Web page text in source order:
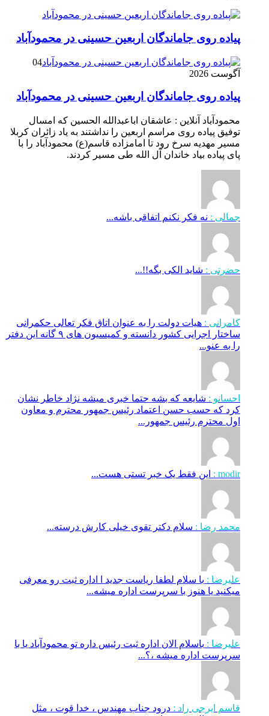
پیاده روی جاماندگان اربعین حسینی در محمودآباد
04
آگوست 2026
پیاده روی جاماندگان اربعین حسینی در محمودآباد
محمودآباد آنلاین : عاشقان اباعبدالله الحسین که امسال
توفیق پیاده روی مراسم اربعین را نداشتند به یاد زائران کربلا
مسیر مهدیه سرخ رود تا امامزاده قاسم(ع) محمودآباد را با
پای پیاده بیاد خاندان آل الله طی مسیر کردند.
جمالی : نه فکر نکنم اتفاقی باشه...
حضرتی : شاید الکی بگه!!...
کامرانی : هیات دولت را به عنوان اتاق فکر تعالی حکمرانی
ساختار اجرایی کشور دانسته و کمیسیون های ۹ گانه این دفتر
را به عنو...
احسانو : شایعه که بشه حتما خبری میشه نژاد خاطر نشان
کرد که حسب حسن اعتماد رئیس جمهور محترم و معاون
اول محترم رئیس جمهور...
modir : این فقط یک خبر تستی هست...
محمد رضا : سلام دکتر تقوی خیلی کارش درسته...
علیرضا : با سلام لطفا ریاست جدید ا اداره ثبت‌ رو معرفی
میکنید یا هنوز با سرپرست اداره‌ میشه...
علیرضا : باسلام الان اداره ثبت رئیس داره تو محمودآباد یا با
سرپرست اداره میشه ،؟...
قاسم ایرجی راد : درود جناب مهندس ، خدا قوت ، مثل